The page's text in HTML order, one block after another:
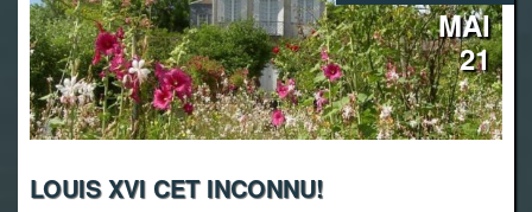
MAI
21
LOUIS XVI CET INCONNU!